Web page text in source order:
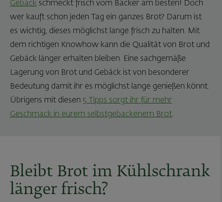
Gebäck schmeckt frisch vom Bäcker am besten! Doch
wer kauft schon jeden Tag ein ganzes Brot? Darum ist
es wichtig, dieses möglichst lange frisch zu halten. Mit
dem richtigen Knowhow kann die Qualität von Brot und
Gebäck länger erhalten bleiben. Eine sachgemäße
Lagerung von Brot und Gebäck ist von besonderer
Bedeutung damit ihr es möglichst lange genießen könnt.
Übrigens mit diesen 5 Tipps sorgt ihr für mehr
Geschmack in eurem selbstgebackenem Brot.
Bleibt Brot im Kühlschrank
länger frisch?